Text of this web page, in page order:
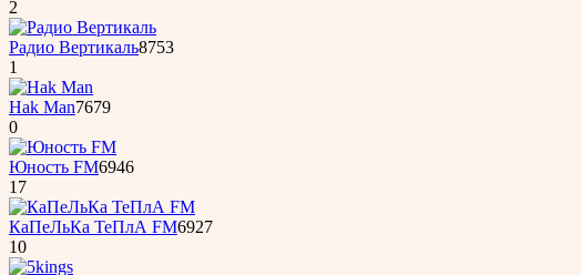
2
Радио Вертикаль8753
1
Hak Man7679
0
Юность FM6946
17
КаПеЛьКа ТеПлА FM6927
10